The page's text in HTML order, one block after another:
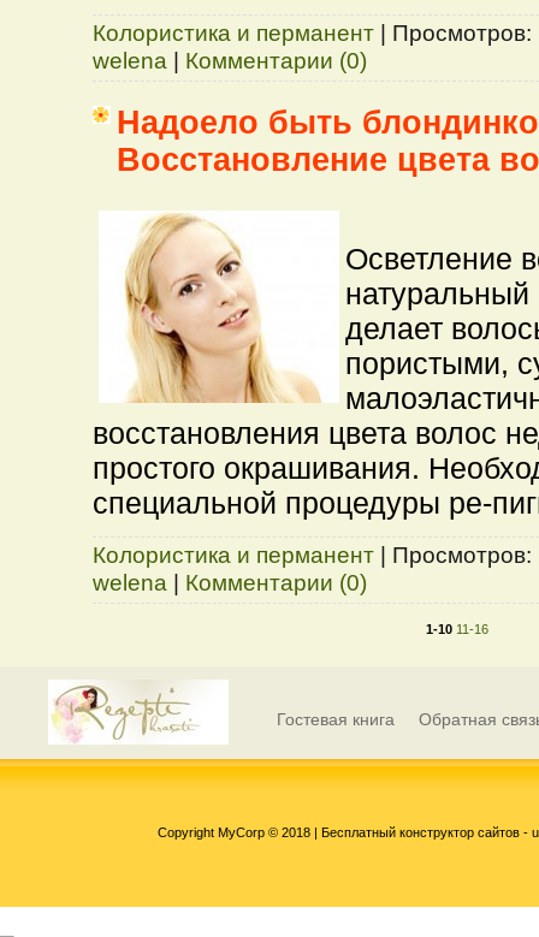
Колористика и перманент | Просмотров:
welena | Комментарии (0)
Надоело быть
Восстановление цвета
Осветление
делает
пористыми,
восстановления цвета волос
простого окрашивания.
специальной процедуры ре-
Колористика и перманент | Просмотров:
welena | Комментарии (0)
1-10 11-16
Гостевая книга Обратная
Copyright MyCorp © 2018 | Бесплатный конструктор сайтов -